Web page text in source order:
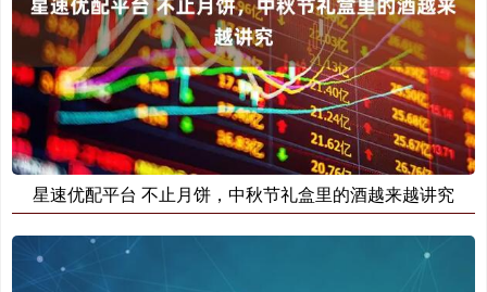
星速优配平台 不止月饼，中秋节礼盒里的酒越来越讲究